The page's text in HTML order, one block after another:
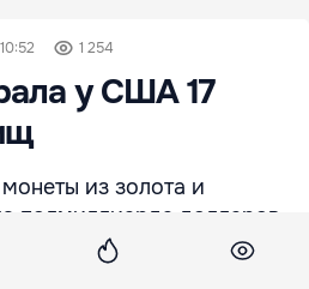
1 254
у США 17
из золота и
полмиллиарда долларов,
судебной тяжбы